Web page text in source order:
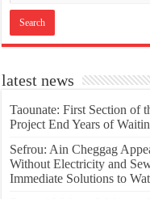
latest news
Taounate: First Section of
Project End Years of
Sefrou: Ain Cheggag
Without Electricity and
Immediate Solutions to